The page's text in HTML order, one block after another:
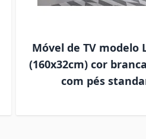
Móvel de TV modelo
(160x32cm) cor
com pés